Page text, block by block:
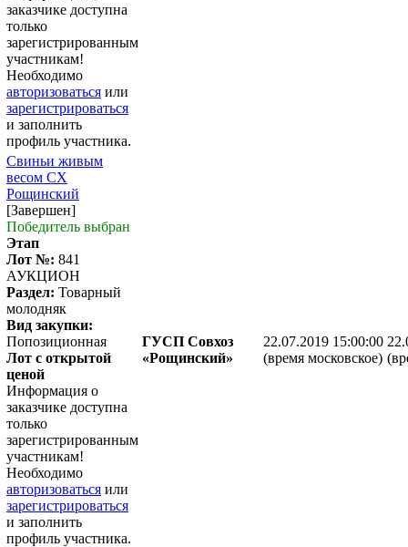
заказчике доступна
только
зарегистрированным
участникам!
Необходимо
авторизоваться или
зарегистрироваться
и заполнить
профиль участника.
Свиньи живым
весом СХ
Рощинский
[Завершен]
Победитель выбран
Этап
Лот №: 841
АУКЦИОН
Раздел: Товарный
молодняк
Вид закупки:
Попозиционная
Лот с открытой
ценой
Информация о
заказчике доступна
только
зарегистрированным
участникам!
Необходимо
авторизоваться или
зарегистрироваться
и заполнить
профиль участника.
ГУСП Совхоз
«Рощинский»
22.07.2019 15:00:00
(время московское)